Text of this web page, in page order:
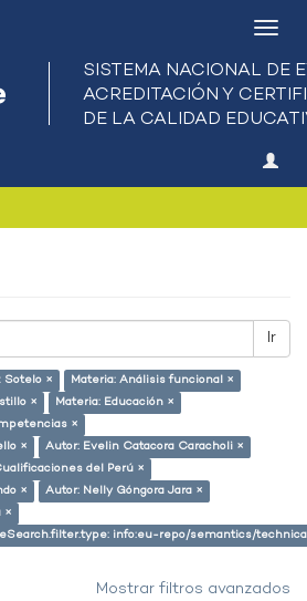
Ir
Sotelo ×
Materia: Análisis funcional ×
×
Materia: Educación ×
×
×
Autor: Evelin Catacora Caracholi ×
del Perú ×
×
Autor: Nelly Góngora Jara ×
×
info:eu-repo/semantics/
Mostrar filtros avanzados